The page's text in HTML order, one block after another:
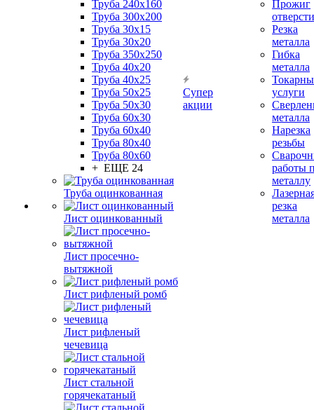
Труба 240x160
Труба 300x200
Труба 30x15
Труба 30x20
Труба 350x250
Труба 40x20
Труба 40x25
Труба 50x25
Труба 50x30
Труба 60x30
Труба 60x40
Труба 80x40
Труба 80x60
+ ЕЩЕ 24
Труба оцинкованная
Лист оцинкованный
Лист просечно-
вытяжной
Лист рифленый ромб
Лист рифленый
чечевица
Лист стальной
горячекатаный
Супер
акции
Прожиг
Резка
металла
Гибка
металла
услуги
металла
Нарезка
резьбы
работы
металлу
резка
металла